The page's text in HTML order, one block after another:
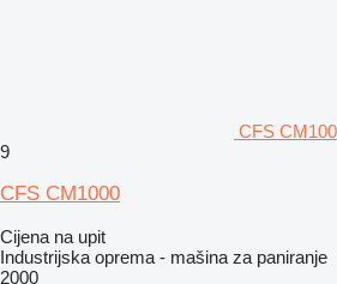
CFS
9
CFS CM1000
Cijena na upit
Industrijska oprema - mašina za paniranje
2000